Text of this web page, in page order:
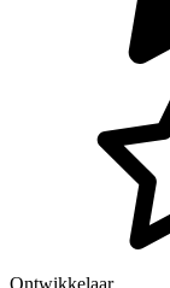
Ontwikkelaar